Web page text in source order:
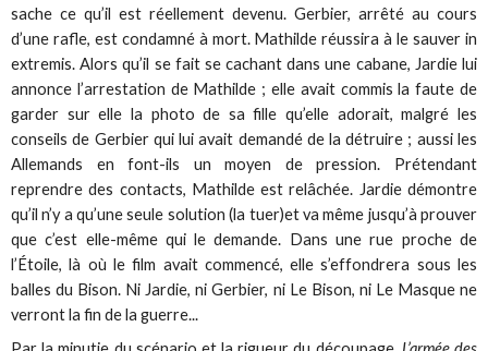
sache ce qu’il est réellement devenu. Gerbier, arrêté au cours
d’une rafle, est condamné à mort. Mathilde réussira à le sauver in
extremis. Alors qu’il se fait se cachant dans une cabane, Jardie lui
annonce l’arrestation de Mathilde ; elle avait commis la faute de
garder sur elle la photo de sa fille qu’elle adorait, malgré les
conseils de Gerbier qui lui avait demandé de la détruire ; aussi les
Allemands en font-ils un moyen de pression. Prétendant
reprendre des contacts, Mathilde est relâchée. Jardie démontre
qu’il n’y a qu’une seule solution (la tuer)et va même jusqu’à prouver
que c’est elle-même qui le demande. Dans une rue proche de
l’Étoile, là où le film avait commencé, elle s’effondrera sous les
balles du Bison. Ni Jardie, ni Gerbier, ni Le Bison, ni Le Masque ne
verront la fin de la guerre...